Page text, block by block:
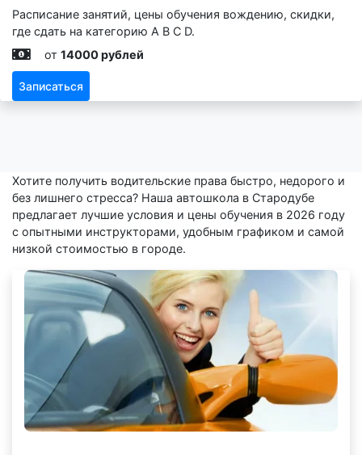
Расписание занятий, цены обучения вождению, скидки,
где сдать на категорию A B C D.
от 14000 рублей
Записаться
Хотите получить водительские права быстро, недорого и
без лишнего стресса? Наша автошкола в Стародубе
предлагает лучшие условия и цены обучения в 2026 году
с опытными инструкторами, удобным графиком и самой
низкой стоимостью в городе.